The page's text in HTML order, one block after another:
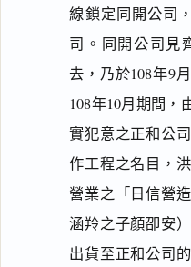
線鎖定同開公司
司。同開公司見
去，乃於108年9
108年10月期間，
實犯意之正和公
作工程之名目，
營業之「日信營
涵羚之子顏卲安
出貨至正和公司